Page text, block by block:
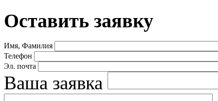
Оставить заявку
Имя, Фамилия
Телефон
Эл. почта
Ваша заявка